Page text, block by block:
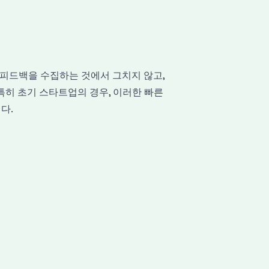
드백을 수집하는 것에서 그치지 않고,
초기 스타트업의 경우, 이러한 빠른
.